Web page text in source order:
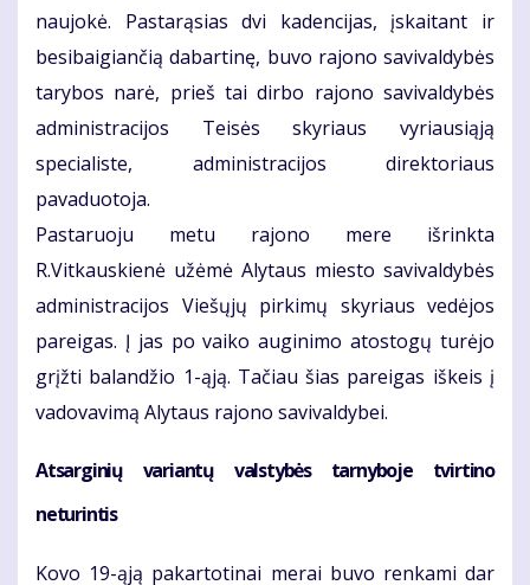
naujokė. Pastarąsias dvi kadencijas, įskaitant ir
besibaigiančią dabartinę, buvo rajono savivaldybės
tarybos narė, prieš tai dirbo rajono savivaldybės
administracijos Teisės skyriaus vyriausiąją
specialiste, administracijos direktoriaus
pavaduotoja.
Pastaruoju metu rajono mere išrinkta
R.Vitkauskienė užėmė Alytaus miesto savivaldybės
administracijos Viešųjų pirkimų skyriaus vedėjos
pareigas. Į jas po vaiko auginimo atostogų turėjo
grįžti balandžio 1-ąją. Tačiau šias pareigas iškeis į
vadovavimą Alytaus rajono savivaldybei.
Atsarginių variantų valstybės tarnyboje tvirtino
neturintis
Kovo 19-ąją pakartotinai merai buvo renkami dar